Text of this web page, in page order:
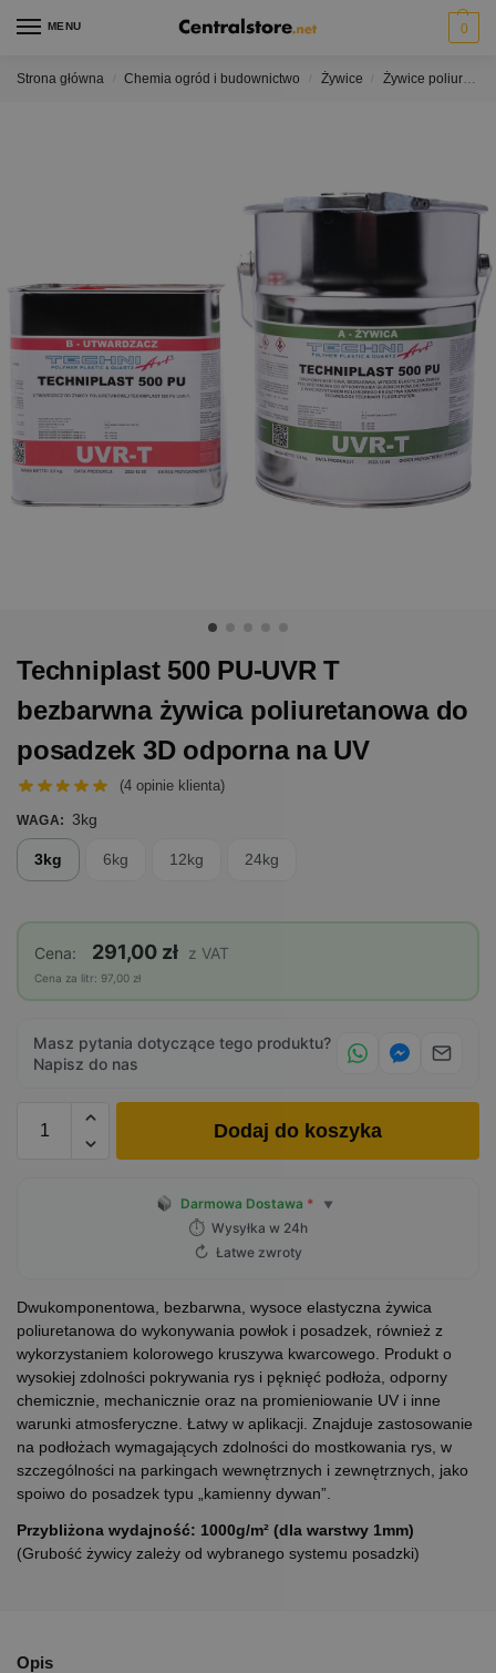
MENU 0
Strona główna Chemia ogród i budownictwo Żywice Żywice poliuretanowe
Techniplast 500 PU-UVR T
bezbarwna żywica poliuretanowa do
posadzek 3D odporna na UV
(4 opinie klienta)
WAGA: 3kg
3kg 6kg 12kg 24kg
Cena: 291,00 zł z VAT
Cena za litr: 97,00 zł
Masz pytania dotyczące tego produktu?
Napisz do nas
Dodaj do koszyka
Darmowa Dostawa * ▼
⏱ Wysyłka w 24h
↻ Łatwe zwroty
Dwukomponentowa, bezbarwna, wysoce elastyczna żywica
poliuretanowa do wykonywania powłok i posadzek, również z
wykorzystaniem kolorowego kruszywa kwarcowego. Produkt o
wysokiej zdolności pokrywania rys i pęknięć podłoża, odporny
chemicznie, mechanicznie oraz na promieniowanie UV i inne
warunki atmosferyczne. Łatwy w aplikacji. Znajduje zastosowanie
na podłożach wymagających zdolności do mostkowania rys, w
szczególności na parkingach wewnętrznych i zewnętrznych, jako
spoiwo do posadzek typu „kamienny dywan”.
Przybliżona wydajność: 1000g/m² (dla warstwy 1mm)
(Grubość żywicy zależy od wybranego systemu posadzki)
Opis